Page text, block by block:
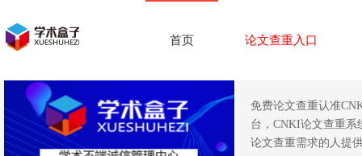
首页 论文查重入口
免费论文查重认准
台，CNKI论文查重系
论文查重需求的人提